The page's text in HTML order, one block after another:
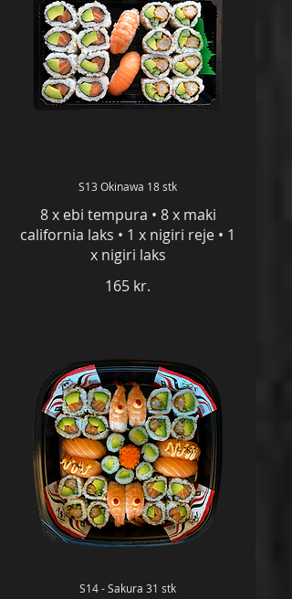
S13 Okinawa 18 stk
8 x ebi tempura • 8 x maki
california laks • 1 x nigiri reje • 1
x nigiri laks
165 kr.
S14 - Sakura 31 stk